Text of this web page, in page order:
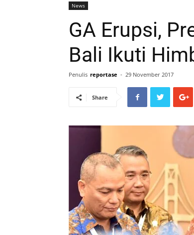
News
GA Erupsi,
Bali Ikuti
Penulis reportase - 29 November 2017
Share